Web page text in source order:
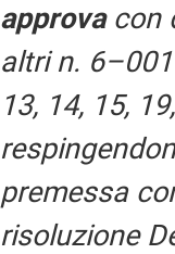
approvacon
altri n.
13, 14, 15,
premessa
risoluzione